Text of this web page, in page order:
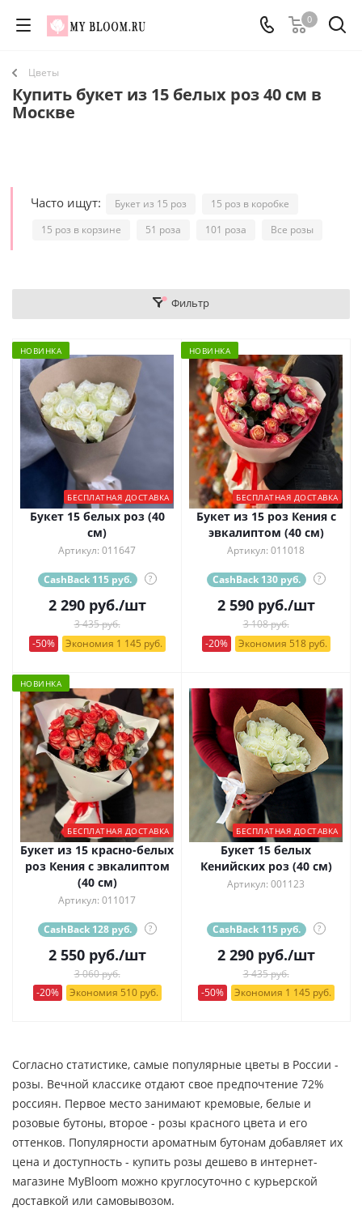
0
Цветы
Купить букет из 15 белых роз 40 см в
Москве
Часто ищут: Букет из 15 роз
15 роз в коробке
15 роз в корзине
51 роза 101 роза Все розы
Фильтр
НОВИНКА
БЕСПЛАТНАЯ ДОСТАВКА
Букет 15 белых роз (40
см)
Артикул: 011647
CashBack 115 руб. ?
2 290руб./шт
3 435 руб.
-50%
Экономия 1 145 руб.
НОВИНКА
БЕСПЛАТНАЯ ДОСТАВКА
Букет из 15 роз Кения с
эвкалиптом (40 см)
Артикул: 011018
CashBack 130 руб. ?
2 590руб./шт
3 108 руб.
-20%
Экономия 518 руб.
НОВИНКА
БЕСПЛАТНАЯ ДОСТАВКА
Букет из 15 красно-белых
роз Кения с эвкалиптом
(40 см)
Артикул: 011017
CashBack 128 руб. ?
2 550руб./шт
3 060 руб.
-20%
Экономия 510 руб.
БЕСПЛАТНАЯ ДОСТАВКА
Букет 15 белых
Кенийских роз (40 см)
Артикул: 001123
CashBack 115 руб. ?
2 290руб./шт
3 435 руб.
-50%
Экономия 1 145 руб.
Согласно статистике, самые популярные цветы в России -
розы. Вечной классике отдают свое предпочтение 72%
россиян. Первое место занимают кремовые, белые и
розовые бутоны, второе - розы красного цвета и его
оттенков. Популярности ароматным бутонам добавляет их
цена и доступность - купить розы дешево в интернет-
магазине MyBloom можно круглосуточно с курьерской
доставкой или самовывозом.